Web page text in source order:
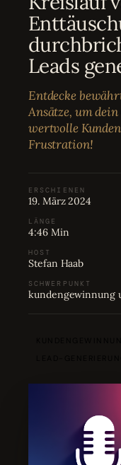
04
Karriere
06
Leads
Entdecke
Ansätze, um
wertvolle
Frustration!
ERSCHIENEN
19. März 2024
LÄNGE
4:46 Min
HOST
Stefan Haab
SCHWERPUNKT
kundengewinnung